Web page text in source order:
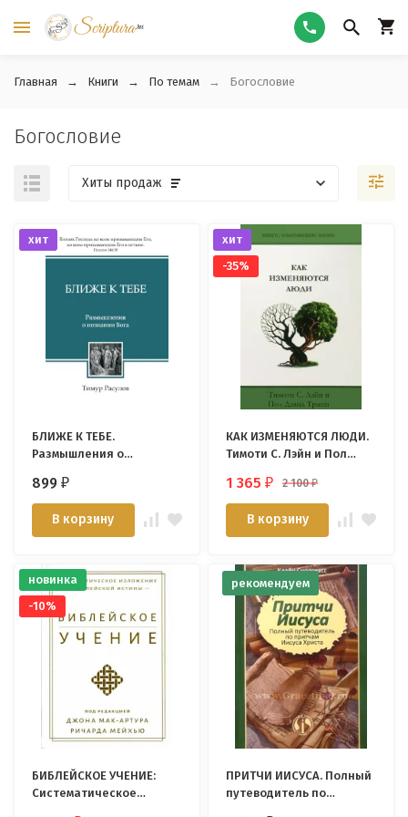
Главная Книги По темам Богословие
Богословие
Хиты продаж
хит
БЛИЖЕ К ТЕБЕ.
Размышления о
Расулов
899₽
В корзину
хит
-35%
КАК ИЗМЕНЯЮТСЯ ЛЮДИ.
Тимоти С. Лэйн и Пол
1 365₽ 2 100₽
В корзину
новинка
-10%
БИБЛЕЙСКОЕ УЧЕНИЕ:
Систематическое
рекомендуем
ПРИТЧИ ИИСУСА. Полный
путеводитель по